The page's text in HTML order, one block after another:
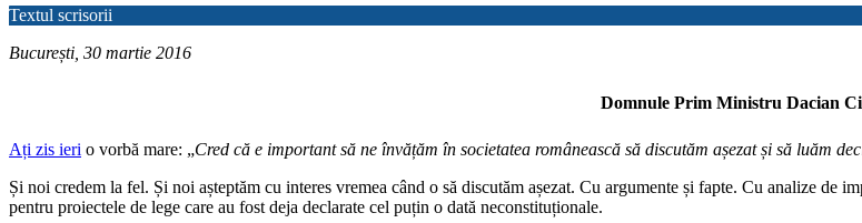
Textul scrisorii
București, 30 martie 2016
Domnule Prim Ministru Dacian
Ați zis ieri o vorbă mare: „Cred că e important să ne învățăm în societatea românească să discutăm așezat și să luăm
Și noi credem la fel. Și noi așteptăm cu interes vremea când o să discutăm așezat. Cu argumente și fapte. Cu analize de
pentru proiectele de lege care au fost deja declarate cel puțin o dată neconstituționale.